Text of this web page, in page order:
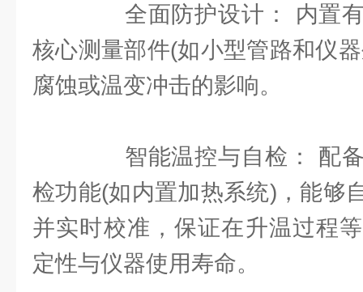
全面防护设计： 内置有
核心测量部件(如小型管路和仪
腐蚀或温变冲击的影响。
智能温控与自检： 配备
检功能(如内置加热系统)，能够
并实时校准，保证在升温过程
定性与仪器使用寿命。